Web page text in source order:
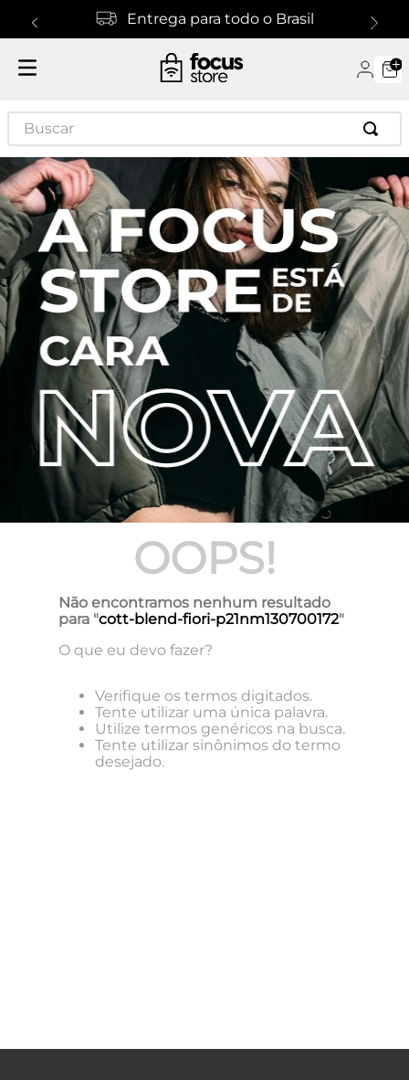
Entrega para todo o Brasil
Buscar
OOPS!
Não encontramos nenhum resultado
para "cott-blend-fiori-p21nm130700172"
O que eu devo fazer?
Verifique os termos digitados.
Tente utilizar uma única palavra.
Utilize termos genéricos na busca.
Tente utilizar sinônimos do termo
desejado.